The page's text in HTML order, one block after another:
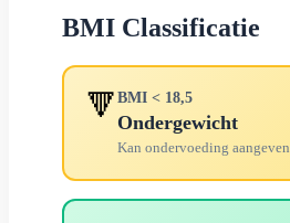
BMI Classificatie
🔻 BMI < 18,5
Ondergewicht
Kan ondervoeding aangeven